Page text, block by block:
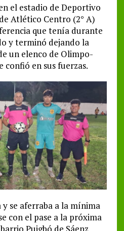
el estadio de Deportivo
Atlético Centro (2° A)
que tenía durante
y terminó dejando la
un elenco de Olimpo-
confió en sus fuerzas.
y se aferraba a la mínima
con el pase a la próxima